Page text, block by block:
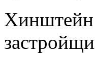
Хинштейн